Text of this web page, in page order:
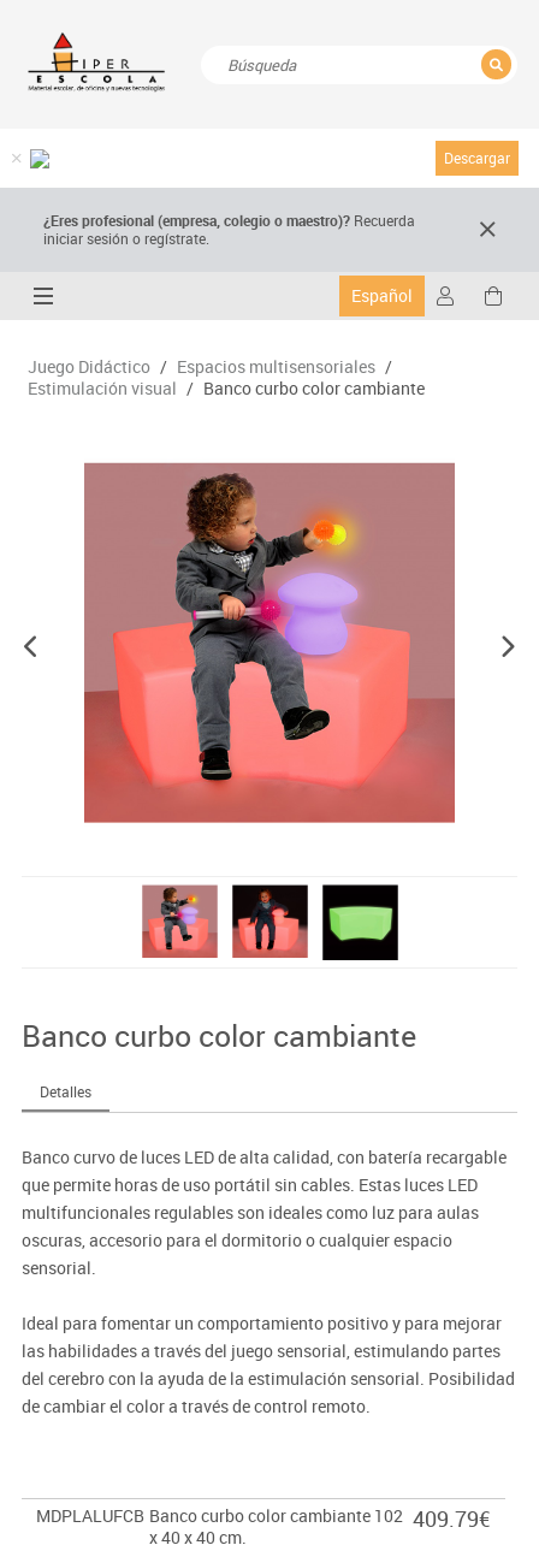
Descargar
¿Eres profesional (empresa, colegio o maestro)? Recuerda
iniciar sesión o regístrate.
Español
Juego Didáctico / Espacios multisensoriales /
Estimulación visual / Banco curbo color cambiante
Banco curbo color cambiante
Detalles
Banco curvo de luces LED de alta calidad, con batería recargable
que permite horas de uso portátil sin cables. Estas luces LED
multifuncionales regulables son ideales como luz para aulas
oscuras, accesorio para el dormitorio o cualquier espacio
sensorial.
Ideal para fomentar un comportamiento positivo y para mejorar
las habilidades a través del juego sensorial, estimulando partes
del cerebro con la ayuda de la estimulación sensorial. Posibilidad
de cambiar el color a través de control remoto.
MDPLALUFCB Banco curbo color cambiante 102
x 40 x 40 cm.
409.79€